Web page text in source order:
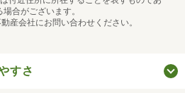
合がございます。
産会社にお問い合わせください。
すさ